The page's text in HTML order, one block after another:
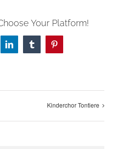
Your Platform!
LinkedInTumblrPinterest
Kinderchor Tontiere